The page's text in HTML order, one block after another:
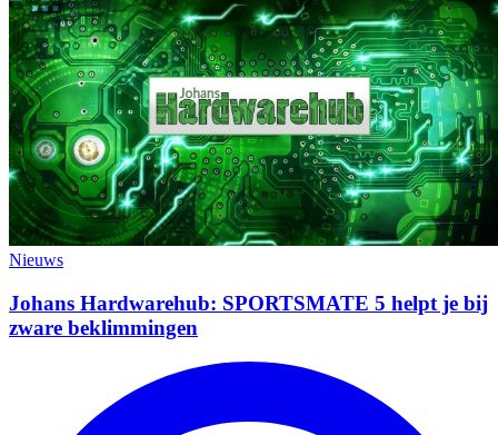
Nieuws
Johans Hardwarehub: SPORTSMATE 5 helpt je bij
zware beklimmingen